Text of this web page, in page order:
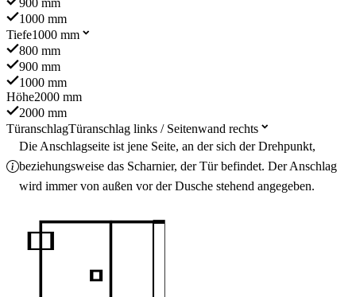
900 mm
1000 mm
Tiefe1000 mm
800 mm
900 mm
1000 mm
Höhe2000 mm
2000 mm
TüranschlagTüranschlag links / Seitenwand rechts
Die Anschlagseite ist jene Seite, an der sich der Drehpunkt,
beziehungsweise das Scharnier, der Tür befindet. Der Anschlag
wird immer von außen vor der Dusche stehend angegeben.